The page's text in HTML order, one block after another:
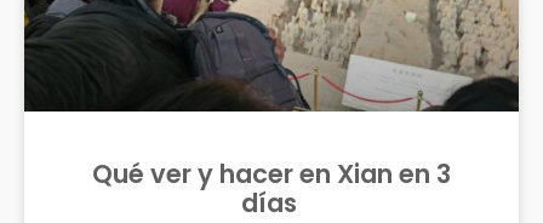
Qué ver y hacer en Xian en 3
días